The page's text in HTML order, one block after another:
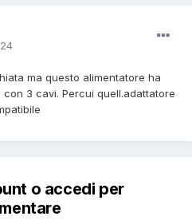
ma questo alimentatore ha
3 cavi. Percui quell.adattatore
o accedi per